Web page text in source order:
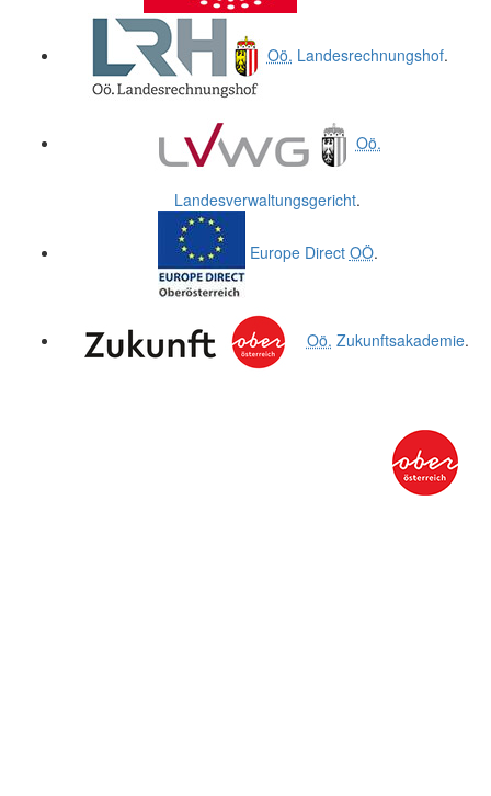
Oö. Landesrechnungshof.
Oö.
Landesverwaltungsgericht.
Europe Direct OÖ.
Oö. Zukunftsakademie.